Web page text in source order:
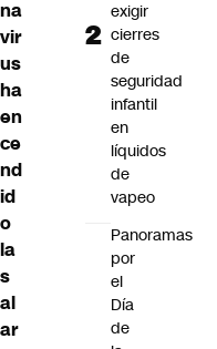
na
vir
us
ha
en
ce
nd
id
o
la
s
al
ar
exigir
cierres
de
seguridad
infantil
en
líquidos
de
vapeo
Panoramas
por
el
Día
de